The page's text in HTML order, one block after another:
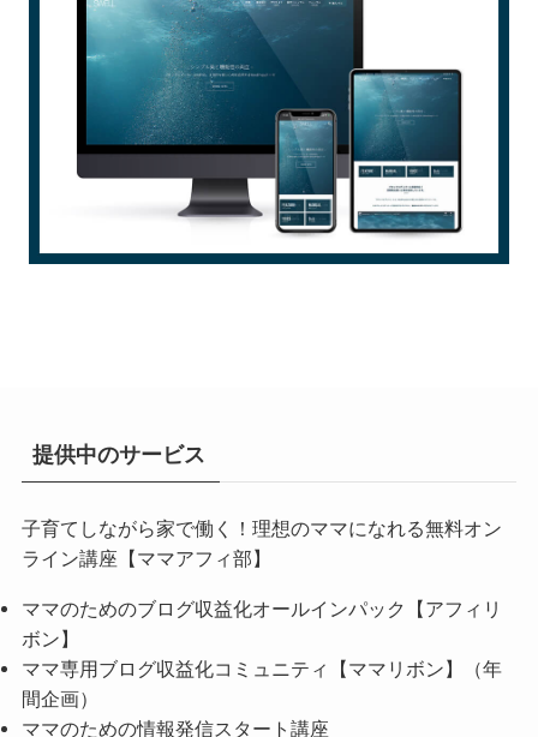
提供中のサービス
子育てしながら家で働く！理想のママになれる無料オン
ライン講座【ママアフィ部】
ママのためのブログ収益化オールインパック【アフィリ
ボン】
ママ専用ブログ収益化コミュニティ【ママリボン】（年
間企画）
ママのための情報発信スタート講座